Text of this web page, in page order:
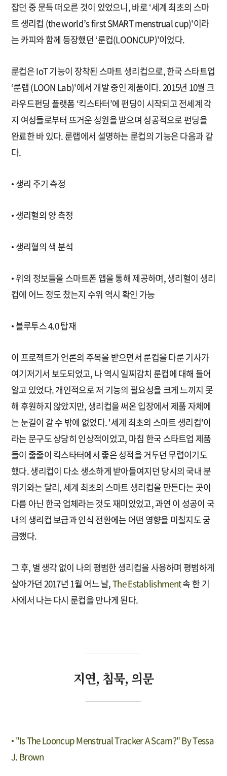
잡던 중 문득 떠오른 것이 있었으니, 바로 ‘세계 최초의 스마
트 생리컵 (the world’s first SMART menstrual cup)'이라
는 카피와 함께 등장했던 ‘룬컵(LOONCUP)'이었다.
룬컵은 IoT 기능이 장착된 스마트 생리컵으로, 한국 스타트업
‘룬랩 (LOON Lab)'에서 개발 중인 제품이다. 2015년 10월 크
라우드펀딩 플랫폼 ‘킥스타터’에 펀딩이 시작되고 전세계 각
지 여성들로부터 뜨거운 성원을 받으며 성공적으로 펀딩을
완료한 바 있다. 룬랩에서 설명하는 룬컵의 기능은 다음과 같
다.
• 생리 주기 측정
• 생리혈의 양 측정
• 생리혈의 색 분석
• 위의 정보들을 스마트폰 앱을 통해 제공하며, 생리혈이 생리
컵에 어느 정도 찼는지 수위 역시 확인 가능
• 블루투스 4.0 탑재
이 프로젝트가 언론의 주목을 받으면서 룬컵을 다룬 기사가
여기저기서 보도되었고, 나 역시 일찌감치 룬컵에 대해 들어
알고 있었다. 개인적으로 저 기능의 필요성을 크게 느끼지 못
해 후원하지 않았지만, 생리컵을 써온 입장에서 제품 자체에
는 눈길이 갈 수 밖에 없었다. '세계 최초의 스마트 생리컵'이
라는 문구도 상당히 인상적이었고, 마침 한국 스타트업 제품
들이 줄줄이 킥스타터에서 좋은 성적을 거두던 무렵이기도
했다. 생리컵이 다소 생소하게 받아들여지던 당시의 국내 분
위기와는 달리, 세계 최초의 스마트 생리컵을 만든다는 곳이
다름 아닌 한국 업체라는 것도 재미있었고, 과연 이 성공이 국
내의 생리컵 보급과 인식 전환에는 어떤 영향을 미칠지도 궁
금했다.
그 후, 별 생각 없이 나의 평범한 생리컵을 사용하며 평범하게
살아가던 2017년 1월 어느 날,The Establishment속 한 기
사에서 나는 다시 룬컵을 만나게 된다.
지연, 침묵, 의문
• "Is The Looncup Menstrual Tracker A Scam?" By Tessa
J. Brown